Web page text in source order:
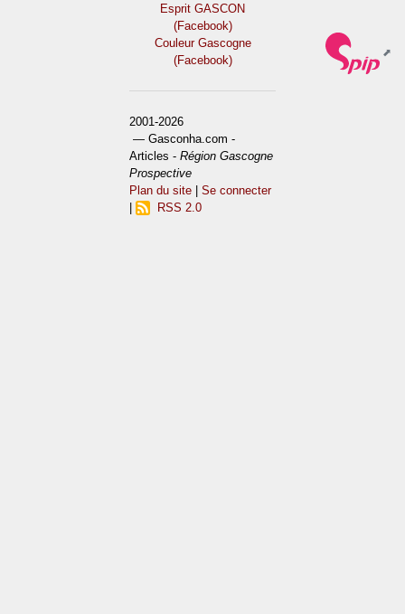
Esprit GASCON
(Facebook)
Couleur Gascogne
(Facebook)
2001-2026
— Gasconha.com -
Articles -Région Gascogne
Prospective
Plan du site |Se connecter
RSS 2.0